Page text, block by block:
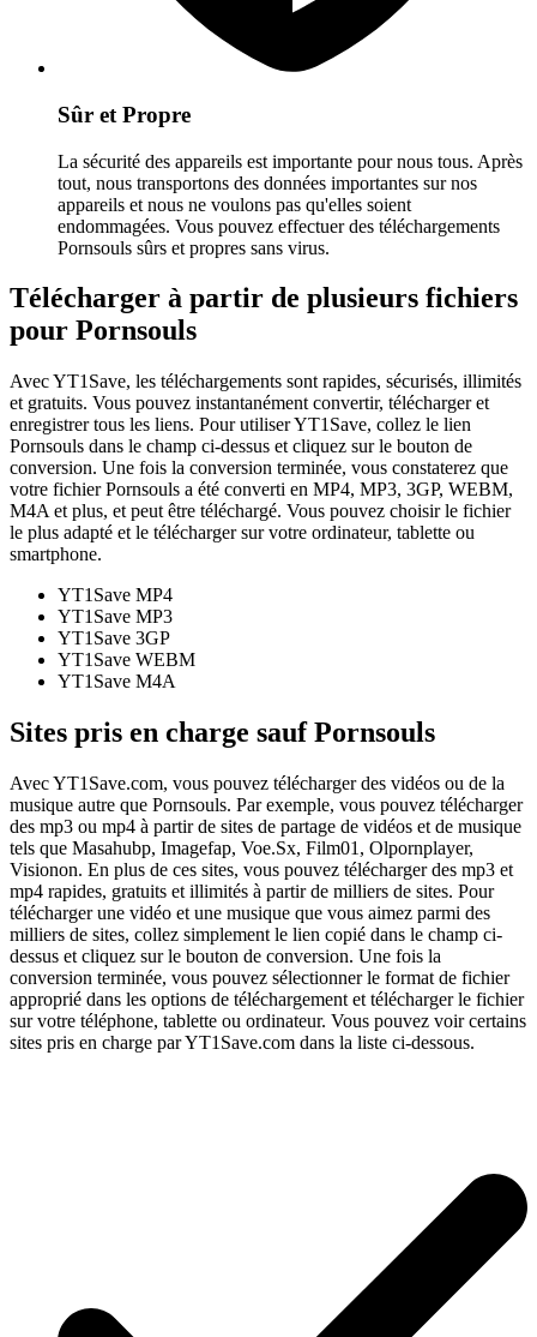
Sûr et Propre
La sécurité des appareils est importante pour nous tous. Après
tout, nous transportons des données importantes sur nos
appareils et nous ne voulons pas qu'elles soient
endommagées. Vous pouvez effectuer des téléchargements
Pornsouls sûrs et propres sans virus.
Télécharger à partir de plusieurs fichiers
pour Pornsouls
Avec YT1Save, les téléchargements sont rapides, sécurisés, illimités
et gratuits. Vous pouvez instantanément convertir, télécharger et
enregistrer tous les liens. Pour utiliser YT1Save, collez le lien
Pornsouls dans le champ ci-dessus et cliquez sur le bouton de
conversion. Une fois la conversion terminée, vous constaterez que
votre fichier Pornsouls a été converti en MP4, MP3, 3GP, WEBM,
M4A et plus, et peut être téléchargé. Vous pouvez choisir le fichier
le plus adapté et le télécharger sur votre ordinateur, tablette ou
smartphone.
YT1Save MP4
YT1Save MP3
YT1Save 3GP
YT1Save WEBM
YT1Save M4A
Sites pris en charge sauf Pornsouls
Avec YT1Save.com, vous pouvez télécharger des vidéos ou de la
musique autre que Pornsouls. Par exemple, vous pouvez télécharger
des mp3 ou mp4 à partir de sites de partage de vidéos et de musique
tels que Masahubp, Imagefap, Voe.Sx, Film01, Olpornplayer,
Visionon. En plus de ces sites, vous pouvez télécharger des mp3 et
mp4 rapides, gratuits et illimités à partir de milliers de sites. Pour
télécharger une vidéo et une musique que vous aimez parmi des
milliers de sites, collez simplement le lien copié dans le champ ci-
dessus et cliquez sur le bouton de conversion. Une fois la
conversion terminée, vous pouvez sélectionner le format de fichier
approprié dans les options de téléchargement et télécharger le fichier
sur votre téléphone, tablette ou ordinateur. Vous pouvez voir certains
sites pris en charge par YT1Save.com dans la liste ci-dessous.